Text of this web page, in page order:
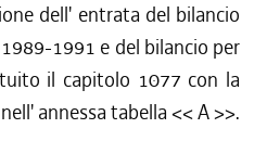
dell' entrata del bilancio
1991 e del bilancio per
il capitolo 1077 con la
annessa tabella << A >>.